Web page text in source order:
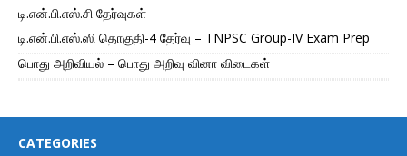
டி.என்.பி.எஸ்.சி தேர்வுகள்
டி.என்.பி.எஸ்.ஸி தொகுதி-4 தேர்வு – TNPSC Group-IV Exam Prep
பொது அறிவியல் – பொது அறிவு வினா விடைகள்
CATEGORIES